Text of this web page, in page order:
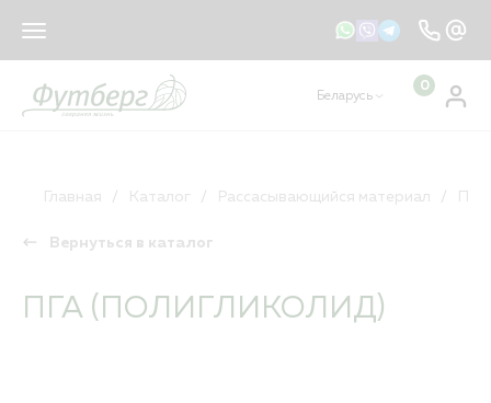
sales@footberg.by
Беларусь
0
Рассасывающийся материал
Главная Каталог Рассасывающийся материал
Вернуться в каталог
ПГА (ПОЛИГЛИКОЛИД)